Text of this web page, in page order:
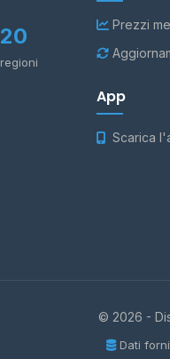
20
regioni
Prezzi
App
Scarica
© 2026 -
Dati